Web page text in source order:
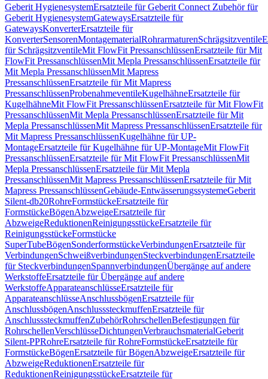
Geberit HygienesystemErsatzteile für Geberit Connect Zubehör für
Geberit HygienesystemGatewaysErsatzteile für
GatewaysKonverterErsatzteile für
KonverterSensorenMontagematerialRohrarmaturenSchrägsitzventile
für SchrägsitzventileMit FlowFit PressanschlüssenErsatzteile für Mit
FlowFit PressanschlüssenMit Mepla PressanschlüssenErsatzteile für
Mit Mepla PressanschlüssenMit Mapress
PressanschlüssenErsatzteile für Mit Mapress
PressanschlüssenProbenahmeventileKugelhähneErsatzteile für
KugelhähneMit FlowFit PressanschlüssenErsatzteile für Mit FlowFit
PressanschlüssenMit Mepla PressanschlüssenErsatzteile für Mit
Mepla PressanschlüssenMit Mapress PressanschlüssenErsatzteile für
Mit Mapress PressanschlüssenKugelhähne für UP-
MontageErsatzteile für Kugelhähne für UP-MontageMit FlowFit
PressanschlüssenErsatzteile für Mit FlowFit PressanschlüssenMit
Mepla PressanschlüssenErsatzteile für Mit Mepla
PressanschlüssenMit Mapress PressanschlüssenErsatzteile für Mit
Mapress PressanschlüssenGebäude-EntwässerungssystemeGeberit
Silent-db20RohreFormstückeErsatzteile für
FormstückeBögenAbzweigeErsatzteile für
AbzweigeReduktionenReinigungsstückeErsatzteile für
ReinigungsstückeFormstücke
SuperTubeBögenSonderformstückeVerbindungenErsatzteile für
VerbindungenSchweißverbindungenSteckverbindungenErsatzteile
für SteckverbindungenSpannverbindungenÜbergänge auf andere
WerkstoffeErsatzteile für Übergänge auf andere
WerkstoffeApparateanschlüsseErsatzteile für
ApparateanschlüsseAnschlussbögenErsatzteile für
AnschlussbögenAnschlusssteckmuffenErsatzteile für
AnschlusssteckmuffenZubehörRohrschellenBefestigungen für
RohrschellenVerschlüsseDichtungenVerbrauchsmaterialGeberit
Silent-PPRohreErsatzteile für RohreFormstückeErsatzteile für
FormstückeBögenErsatzteile für BögenAbzweigeErsatzteile für
AbzweigeReduktionenErsatzteile für
ReduktionenReinigungsstückeErsatzteile für